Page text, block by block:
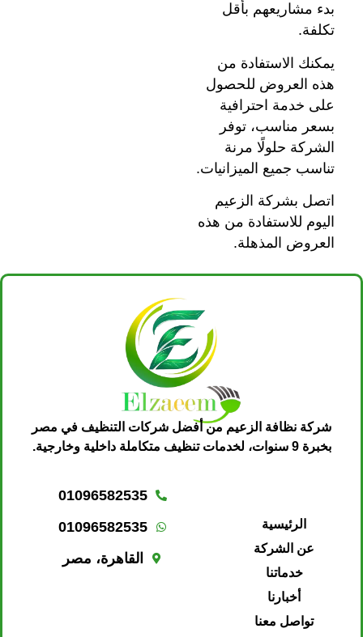
بدء مشاريعهم بأقل
تكلفة.
يمكنك الاستفادة من
هذه العروض للحصول
على خدمة احترافية
بسعر مناسب، توفر
الشركة حلولًا مرنة
تناسب جميع الميزانيات.
اتصل بشركة الزعيم
اليوم للاستفادة من هذه
العروض المذهلة.
شركة نظافة الزعيم من أفضل شركات التنظيف في مصر
بخبرة 9 سنوات، لخدمات تنظيف متكاملة داخلية وخارجية.
الرئيسية
عن الشركة
خدماتنا
أخبارنا
تواصل معنا
01096582535
01096582535
القاهرة، مصر